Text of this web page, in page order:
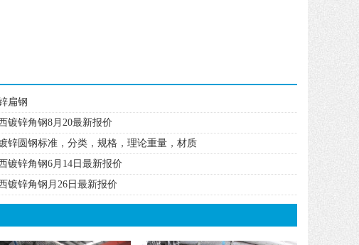
扁钢
镀锌角钢8月20最新报价
锌圆钢标准，分类，规格，理论重量，材质
镀锌角钢6月14日最新报价
镀锌角钢月26日最新报价